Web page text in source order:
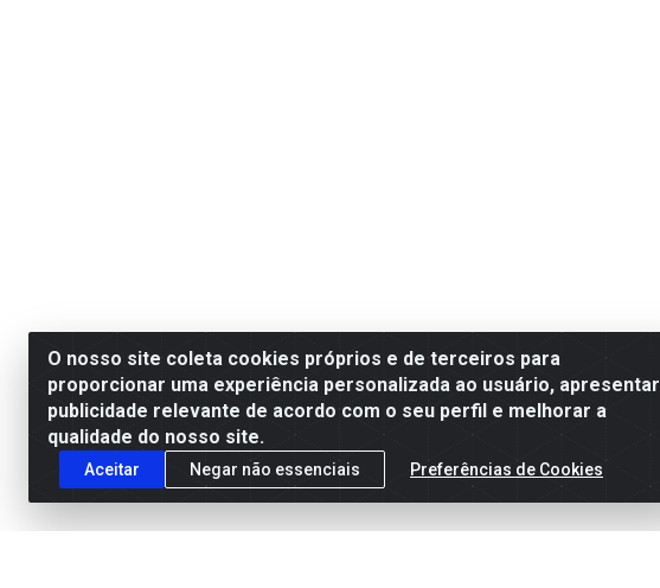
O nosso site coleta cookies próprios e de terceiros para
proporcionar uma experiência personalizada ao usuário, apresentar
publicidade relevante de acordo com o seu perfil e melhorar a
qualidade do nosso site.
Aceitar Negar não essenciais Preferências de Cookies